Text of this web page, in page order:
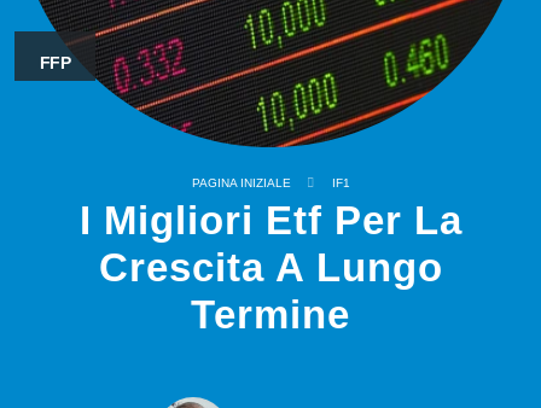
FFP
PAGINA INIZIALE IF1
I Migliori Etf Per La
Crescita A Lungo
Termine